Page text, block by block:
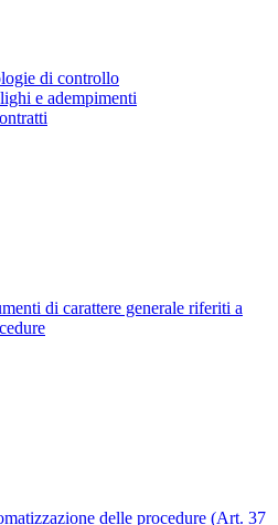
di controllo
e adempimenti
di carattere generale riferiti a
delle procedure (Art. 37